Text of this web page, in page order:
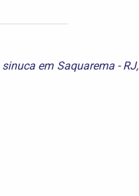
sinuca em Saquarema - RJ,